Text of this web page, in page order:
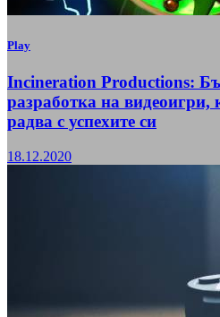
Play
Incineration Productions:
разработка на видеоигри,
радва с успехите си
18.12.2020